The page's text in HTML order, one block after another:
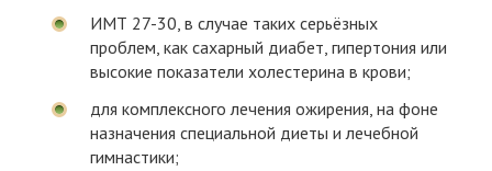
ИМТ 27-30, в случае таких серьёзных
проблем, как сахарный диабет, гипертония или
высокие показатели холестерина в крови;
для комплексного лечения ожирения, на фоне
назначения специальной диеты и лечебной
гимнастики;